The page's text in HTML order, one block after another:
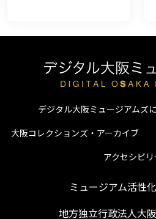
デジタル大阪ミュージアムズ
大阪コレクションズ・アーカイブ
アクセシビリ
ミュージアム活性
地方独立行政法人大